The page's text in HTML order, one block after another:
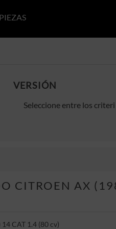
VERSIÓN
CITROEN AX
CAT 1.4 (80 cv)